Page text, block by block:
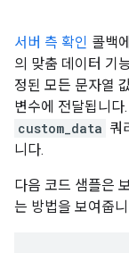
서버 측 확인 콜백
의 맞춤 데이터 기
정된 모든 문자열
변수에 전달됩니
custom_data 쿼
니다.
다음 코드 샘플은
는 방법을 보여줍